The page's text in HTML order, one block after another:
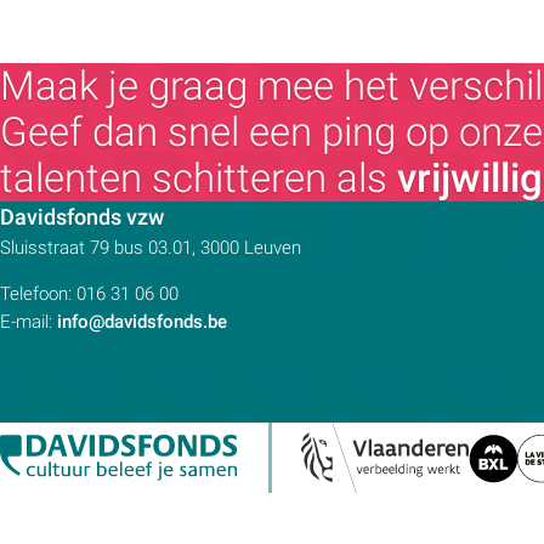
Wandeling met gids
Webinar
Workshop
Zomercursus
Maak je graag mee het
Geef dan snel een ping op
talenten schitteren als
Davidsfonds vzwContactpersoon:
Adres:
Sluisstraat 79 bus 03.01, 3000 Leuven
Telefoon: 016 31 06 00
E-mail: info@davidsfonds.be